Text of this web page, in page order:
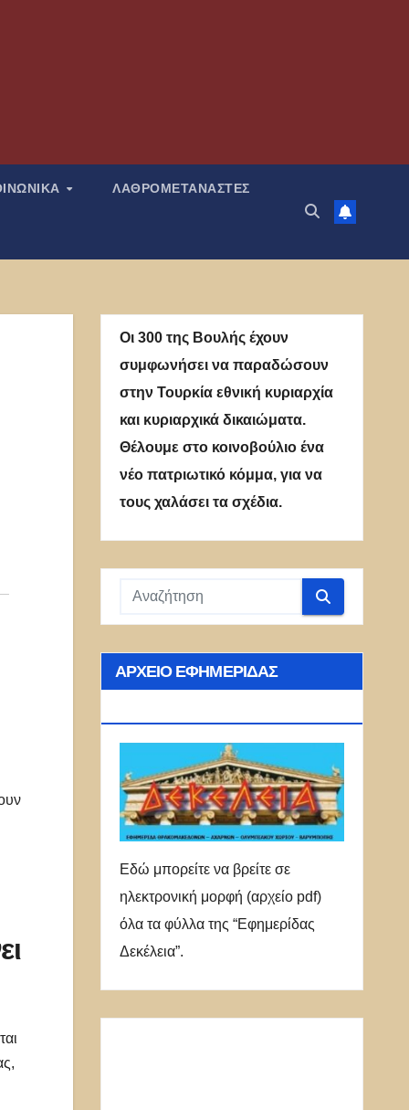
ΛΑΘΡΟΜΕΤΑΝΑΣΤΕΣ
Οι 300 της Βουλής έχουν
συμφωνήσει να παραδώσουν
στην Τουρκία εθνική κυριαρχία
και κυριαρχικά δικαιώματα.
Θέλουμε στο κοινοβούλιο ένα
νέο πατριωτικό κόμμα, για να
τους χαλάσει τα σχέδια.
ΑΡΧΕΊΟ ΕΦΗΜΕΡΊΔΑΣ
Εδώ μπορείτε να βρείτε σε
ηλεκτρονική μορφή (αρχείο pdf)
όλα τα φύλλα της “Εφημερίδας
Δεκέλεια”.